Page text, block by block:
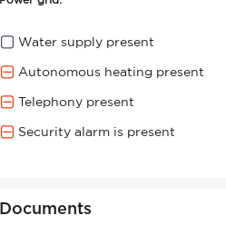
Water supply present
Autonomous heating present
Telephony present
Security alarm is present
Documents